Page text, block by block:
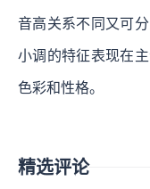
音高关系不同又可
小调的特征表现在
色彩和性格。
精选评论